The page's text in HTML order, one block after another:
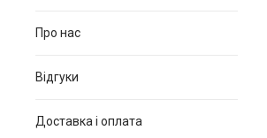
Про нас
Відгуки
Доставка і оплата